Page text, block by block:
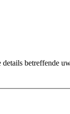
betreffende